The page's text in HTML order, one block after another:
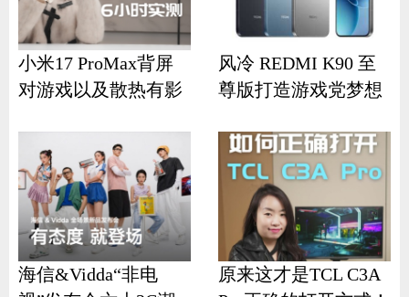
小米17 ProMax背屏
对游戏以及散热有影
风冷 REDMI K90 至
尊版打造游戏党梦想
海信&Vidda“非电
原来这才是TCL C3A